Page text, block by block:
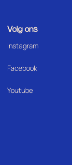
Volg ons
Instagram
Facebook
Youtube